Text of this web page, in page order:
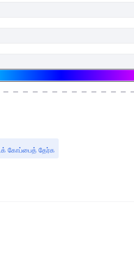
கோப்பைத் தேர்க